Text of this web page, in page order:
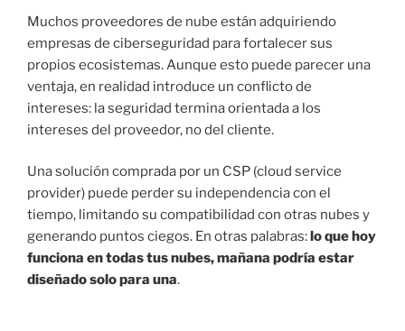
Muchos proveedores de nube están adquiriendo
empresas de ciberseguridad para fortalecer sus
propios ecosistemas. Aunque esto puede parecer una
ventaja, en realidad introduce un conflicto de
intereses: la seguridad termina orientada a los
intereses del proveedor, no del cliente.
Una solución comprada por un CSP (cloud service
provider) puede perder su independencia con el
tiempo, limitando su compatibilidad con otras nubes y
generando puntos ciegos. En otras palabras:lo que hoy
funciona en todas tus nubes, mañana podría estar
diseñado solo para una.